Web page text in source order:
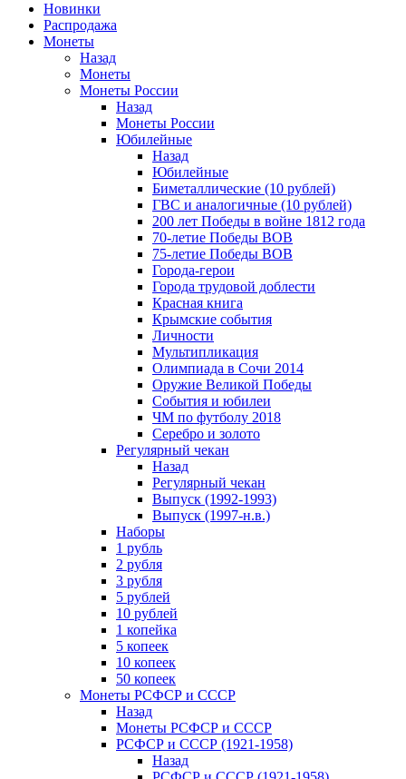
Новинки
Распродажа
Монеты
Назад
Монеты
Монеты России
Назад
Монеты России
Юбилейные
Назад
Юбилейные
Биметаллические (10 рублей)
ГВС и аналогичные (10 рублей)
200 лет Победы в войне 1812 года
70-летие Победы ВОВ
75-летие Победы ВОВ
Города-герои
Города трудовой доблести
Красная книга
Крымские события
Личности
Мультипликация
Олимпиада в Сочи 2014
Оружие Великой Победы
События и юбилеи
ЧМ по футболу 2018
Серебро и золото
Регулярный чекан
Назад
Регулярный чекан
Выпуск (1992-1993)
Выпуск (1997-н.в.)
Наборы
1 рубль
2 рубля
3 рубля
5 рублей
10 рублей
1 копейка
5 копеек
10 копеек
50 копеек
Монеты РСФСР и СССР
Назад
Монеты РСФСР и СССР
РСФСР и СССР (1921-1958)
Назад